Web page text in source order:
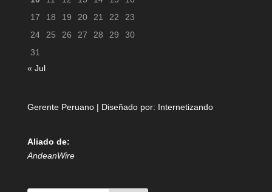
17
18 19 20 21 22
23
24
25 26 27 28 29
30
31
« Jul
Gerente Peruano | Diseñado por: Internetizando
Aliado de:
AndeanWire